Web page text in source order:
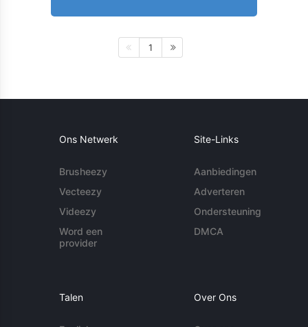
1
Ons Netwerk
Brusheezy
Vecteezy
Videezy
Word een
provider
Site-Links
Aanbiedingen
Adverteren
Ondersteuning
DMCA
Talen Over Ons